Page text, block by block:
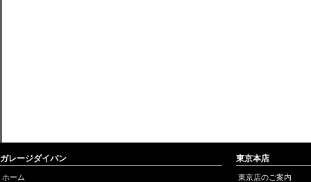
ガレージダイバン
ホーム
東京本店
東京店のご案内